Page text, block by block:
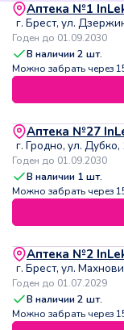
Аптека №1
г. Брест, ул.
Годен до 01.09.2030
В наличии2 шт.
Можно забрать через
Аптека №27
г. Гродно, ул.
Годен до 01.09.2030
В наличии 1 шт.
Можно забрать через
Аптека №2
г. Брест, ул.
Годен до 01.07.2029
В наличии2 шт.
Можно забрать через